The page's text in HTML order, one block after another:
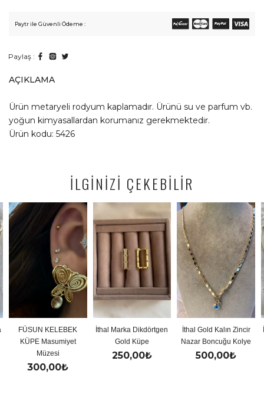
Paytr ile Güvenli Ödeme :
Paylaş :
AÇIKLAMA
Ürün metaryeli rodyum kaplamadır. Ürünü su ve parfum vb.
yoğun kimyasallardan korumanız gerekmektedir.
Ürün kodu: 5426
İLGİNİZİ ÇEKEBİLİR
FÜSUN KELEBEK
KÜPE Masumiyet
Müzesi
300,00₺
İthal Marka Dikdörtgen
Gold Küpe
250,00₺
İthal Gold Kalın Zincir
Nazar Boncuğu Kolye
500,00₺